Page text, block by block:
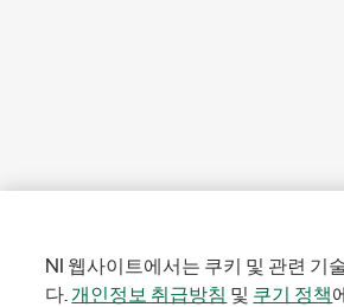
NI 웹사이트에서는 쿠키 및 관련 기
다.개인정보 취급방침 및 쿠기 정책